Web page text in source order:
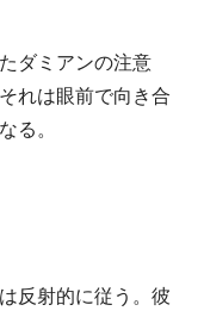
ダミアンの注意
れは眼前で向き合
る。
反射的に従う。彼